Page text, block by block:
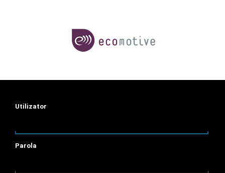
Utilizator
Parola